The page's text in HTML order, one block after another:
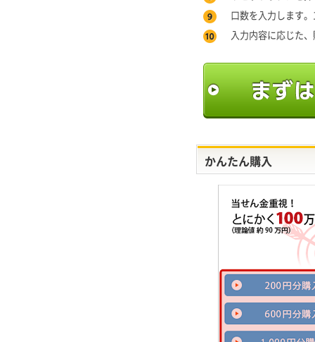
口数を入力します
入力内容に応じた
かんたん購入